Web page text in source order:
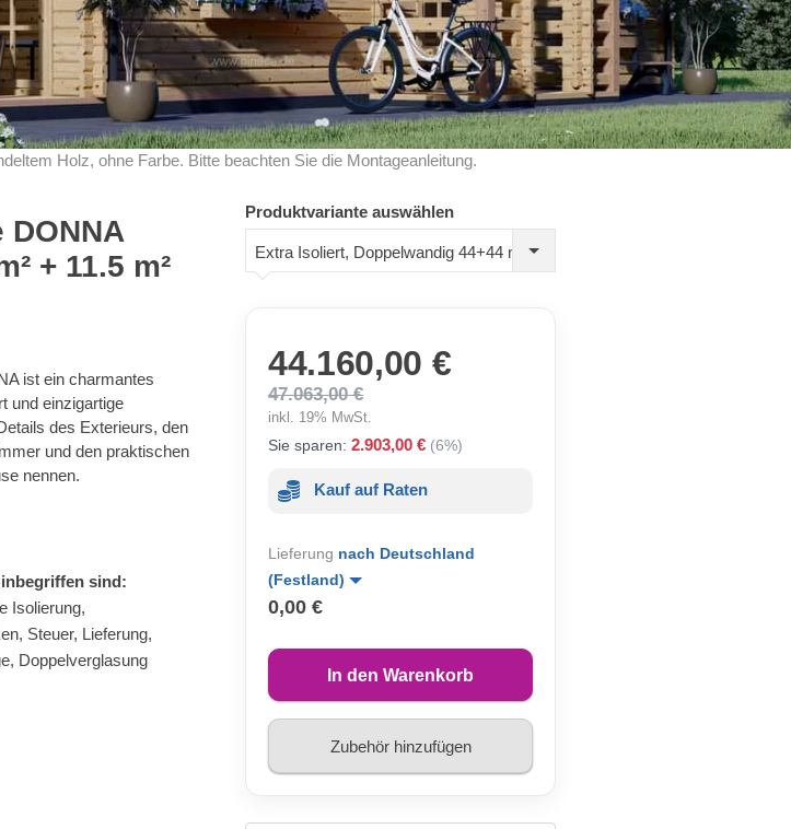
Holz, ohne Farbe. Bitte beachten Sie die Montageanleitung.
+ 11.5 m²
ist ein charmantes
und einzigartige
des Exterieurs, den
und den praktischen
nennen.
sind:
Isolierung,
Steuer, Lieferung,
Doppelverglasung
Produktvariante auswählen
Extra Isoliert, Doppelwandig 44+44 mm
44.160,00 €
47.063,00 €
inkl. 19% MwSt.
Sie sparen: 2.903,00 € (6%)
Kauf auf Raten
Lieferung nach Deutschland
(Festland)
0,00 €
In den Warenkorb
Zubehör hinzufügen